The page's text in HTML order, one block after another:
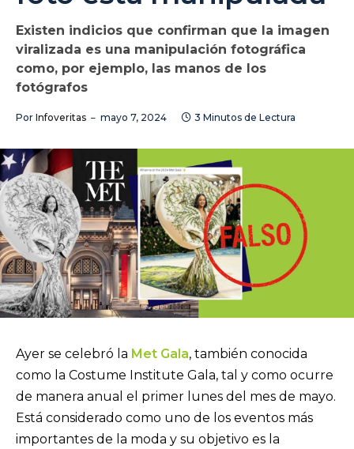
Existen indicios que confirman que la imagen
viralizada es una manipulación fotográfica
como, por ejemplo, las manos de los
fotógrafos
Por Infoveritas mayo 7, 2024 3 Minutos de Lectura
Ayer se celebró la Met Gala, también conocida
como la Costume Institute Gala, tal y como ocurre
de manera anual el primer lunes del mes de mayo.
Está considerado como uno de los eventos más
importantes de la moda y su objetivo es la